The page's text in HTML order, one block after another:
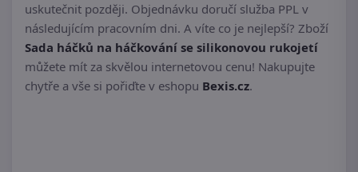
uskutečnit později. Objednávku doručí služba PPL v
následujícím pracovním dni. A víte co je nejlepší? Zboží
Sada háčků na háčkování se silikonovou rukojetí
můžete mít za skvělou internetovou cenu! Nakupujte
chytře a vše si pořiďte v eshopu Bexis.cz.